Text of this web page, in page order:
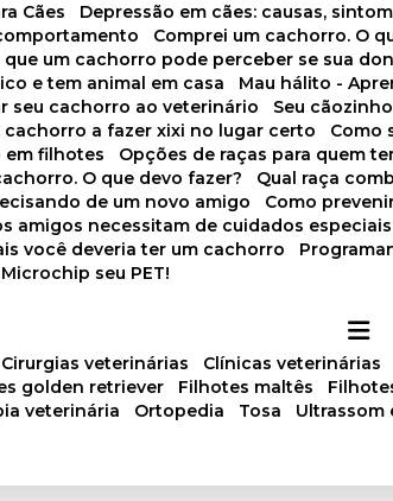
Cães
Depressão em cães: causas,
Comprei um cachorro. O
que um cachorro pode perceber se sua
e tem animal em casa
Mau hálito -
seu cachorro ao veterinário
Seu
cachorro a fazer xixi no lugar certo
em filhotes
Opções de raças para quem
O que devo fazer?
Qual raça
de um novo amigo
Como
amigos necessitam de cuidados especiais
você deveria ter um cachorro
seu PET!
cirurgias veterinárias clínicas veterinárias
golden retriever filhotes maltês
veterinária ortopedia tosa